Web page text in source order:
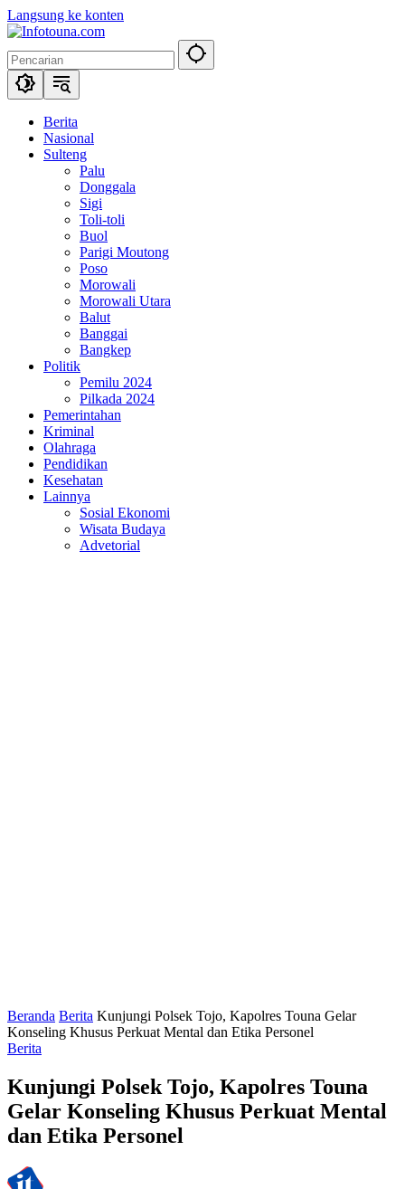
Langsung ke konten
Berita
Nasional
Sulteng
Palu
Donggala
Sigi
Toli-toli
Buol
Parigi Moutong
Poso
Morowali
Morowali Utara
Balut
Banggai
Bangkep
Politik
Pemilu 2024
Pilkada 2024
Pemerintahan
Kriminal
Olahraga
Pendidikan
Kesehatan
Lainnya
Sosial Ekonomi
Wisata Budaya
Advetorial
Beranda Berita Kunjungi Polsek Tojo, Kapolres Touna Gelar
Konseling Khusus Perkuat Mental dan Etika Personel
Berita
Kunjungi Polsek Tojo, Kapolres Touna
Gelar Konseling Khusus Perkuat Mental
dan Etika Personel